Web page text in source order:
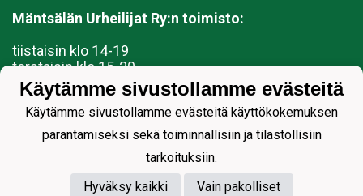
Mäntsälän Urheilijat Ry:n toimisto:
tiistaisin klo 14-19
torstaisin klo 15-20
Keskuskatu 14 L 2, 04600 Mäntsälä
toimisto@mantsalanurheilijat.fi
040 3592219 (toimiston aukioloaikoina)
Mäntsälän Urheilijat ry (mantsalanurheilijat.fi)
Käytämme sivustollamme evästeitä
Käytämme sivustollamme evästeitä käyttökokemuksen
parantamiseksi sekä toiminnallisiin ja tilastollisiin
tarkoituksiin.
Hyväksy kaikki
Vain pakolliset